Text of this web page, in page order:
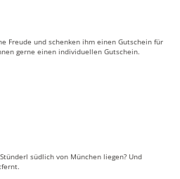
Freude und schenken ihm einen Gutschein für
gerne einen individuellen Gutschein.
südlich von München liegen? Und